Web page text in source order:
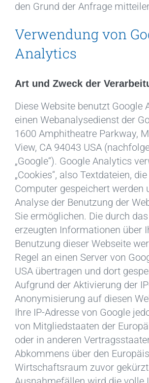
den Grund der Anfrage
Verwendung von
Analytics
Art und Zweck der
Diese Website benutzt Google
einen Webanalysedienst der
1600 Amphitheatre Parkway,
View, CA 94043 USA
„Google“). Google Analytics
„Cookies“, also Textdateien,
Computer gespeichert werden
Analyse der Benutzung der
Sie ermöglichen. Die durch
erzeugten Informationen über
Benutzung dieser Webseite
Regel an einen Server von
USA übertragen und dort
Aufgrund der Aktivierung der
Anonymisierung auf diesen
Ihre IP-Adresse von Google
von Mitgliedstaaten der
oder in anderen
Abkommens über den
Wirtschaftsraum zuvor